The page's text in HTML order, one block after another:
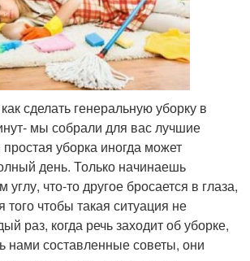
сделать генеральную уборку в
мы собрали для вас лучшие
уборка иногда может
день. Только начинаешь
углу, что-то другое бросается в глаза,
того чтобы такая ситуация не
раз, когда речь заходит об уборке,
нами составленные советы, они